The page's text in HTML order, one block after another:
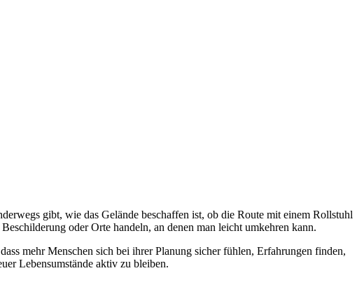
gibt, wie das Gelände beschaffen ist, ob die Route mit einem Rollstuhl
oder Orte handeln, an denen man leicht umkehren kann.
mehr Menschen sich bei ihrer Planung sicher fühlen, Erfahrungen finden,
Lebensumstände aktiv zu bleiben.